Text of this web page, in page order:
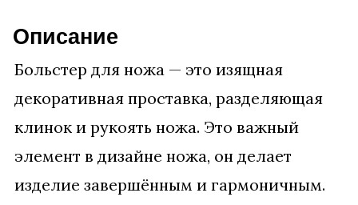
Описание
Больстер для ножа — это изящная
декоративная проставка, разделяющая
клинок и рукоять ножа. Это важный
элемент в дизайне ножа, он делает
изделие завершённым и гармоничным.